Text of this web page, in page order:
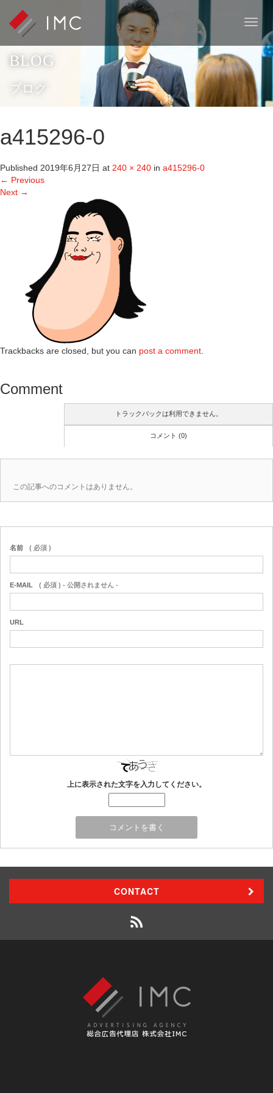
T
g
l
e
a
BLOG
ブログ
a415296-0
Published 2019年6月27日 at 240 × 240 in a415296-0
← Previous
Next →
Trackbacks are closed, but you can post a comment
Comment
トラックバックは利用できません。
コメント (0)
この記事へのコメントはありません。
名前 ( 必須 )
E-MAIL ( 必須 ) - 公開されません -
URL
上に表示された文字を入力してください。
CONTACT